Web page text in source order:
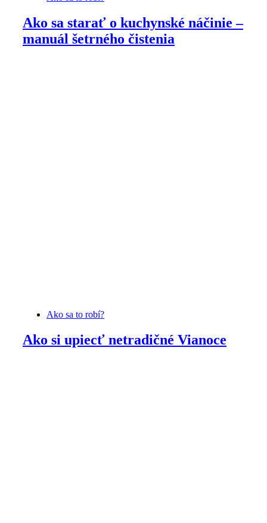
Ako sa starať o kuchynské náčinie –
manuál šetrného čistenia
Ako sa to robí?
Ako si upiecť netradičné Vianoce